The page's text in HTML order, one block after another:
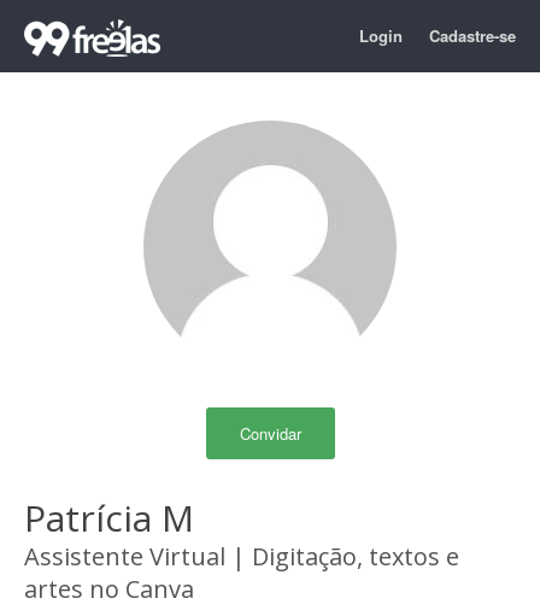
Login Cadastre-se
Convidar
Patrícia M
Assistente Virtual | Digitação, textos e
artes no Canva